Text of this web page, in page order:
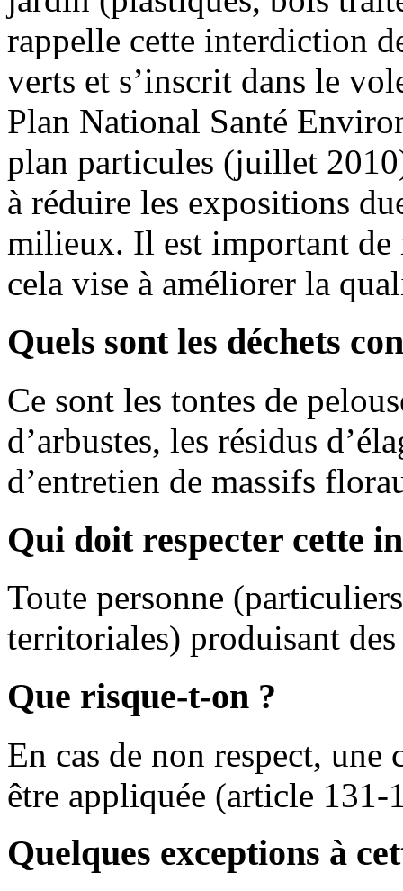
rappelle cette interdiction
verts et s’inscrit dans le
Plan National Santé
plan particules (juillet
à réduire les expositions
milieux. Il est important de
cela vise à améliorer la
Quels sont les déchets
Ce sont les tontes de
d’arbustes, les résidus
d’entretien de massifs
Qui doit respecter cette
Toute personne
territoriales) produisant des
Que risque-t-on ?
En cas de non respect,
être appliquée (article 131-
Quelques exceptions à